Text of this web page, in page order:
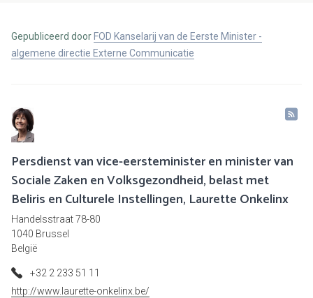
Gepubliceerd door FOD Kanselarij van de Eerste Minister -
algemene directie Externe Communicatie
Persdienst van vice-eersteminister en minister van
Sociale Zaken en Volksgezondheid, belast met
Beliris en Culturele Instellingen, Laurette Onkelinx
Handelsstraat 78-80
1040 Brussel
België
+32 2 233 51 11
http://www.laurette-onkelinx.be/